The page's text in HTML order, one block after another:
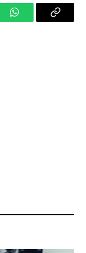
WhatsAppCopy